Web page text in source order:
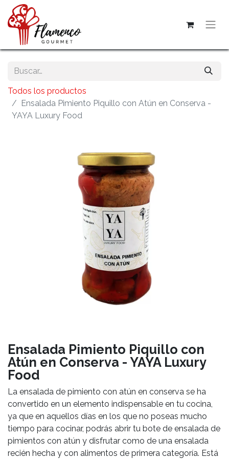
Todos los productos
Ensalada Pimiento Piquillo con Atún en Conserva -
YAYA Luxury Food
Ensalada Pimiento Piquillo con
Atún en Conserva - YAYA Luxury
Food
La ensalada de pimiento con atún en conserva se ha
convertido en un elemento indispensable en tu cocina,
ya que en aquellos días en los que no poseas mucho
tiempo para cocinar, podrás abrir tu bote de ensalada de
pimientos con atún y disfrutar como de una ensalada
recién hecha y con alimentos de primera categoría. Está